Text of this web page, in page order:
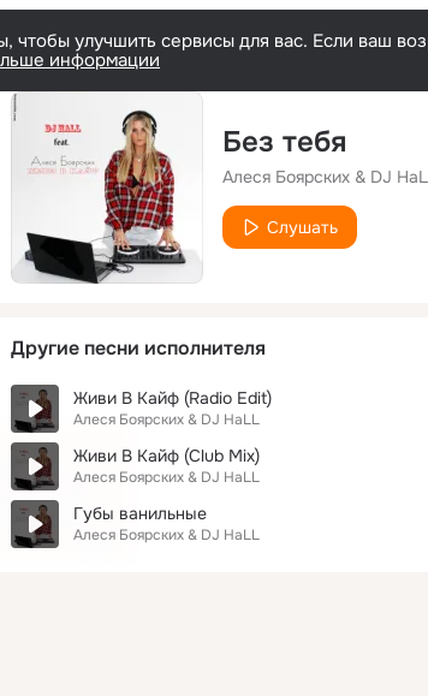
улучшить сервисы для вас. Если ваш
информации
Без тебя
Алеся Боярских & DJ
Слушать
Другие песни исполнителя
Живи В Кайф (Radio Edit)
Алеся Боярских & DJ HaLL
Живи В Кайф (Club Mix)
Алеся Боярских & DJ HaLL
Губы ванильные
Алеся Боярских & DJ HaLL